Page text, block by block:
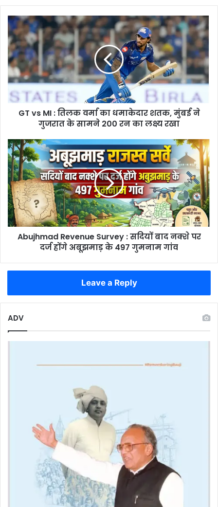
GT
vs
MI
तिलक
वर्मा
का
धमाकेदार
शतक,
के
सामने
200
रन
का
लक्ष्य
रखा
GT vs MI : तिलक वर्मा का धमाकेदार शतक, मुंबई ने
गुजरात के सामने 200 रन का लक्ष्य रखा
Abujhmad
Revenue
Survey
:
सदियों
बाद
नक्शे
पर
दर्ज
Abujhmad Revenue Survey : सदियों बाद नक्शे पर
दर्ज होंगे अबूझमाड़ के 497 गुमनाम गांव
Leave a Reply
ADV